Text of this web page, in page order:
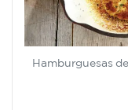
Hamburguesas